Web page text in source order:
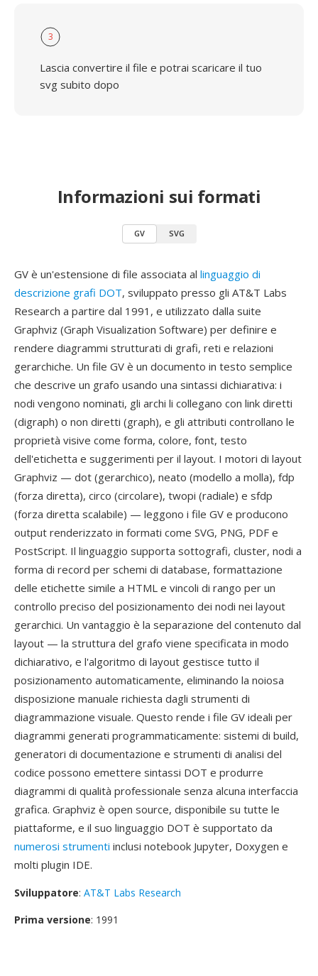
3
Lascia convertire il file e potrai scaricare il tuo
svg subito dopo
Informazioni sui formati
GV SVG
GV è un'estensione di file associata al linguaggio di
descrizione grafi DOT, sviluppato presso gli AT&T Labs
Research a partire dal 1991, e utilizzato dalla suite
Graphviz (Graph Visualization Software) per definire e
rendere diagrammi strutturati di grafi, reti e relazioni
gerarchiche. Un file GV è un documento in testo semplice
che descrive un grafo usando una sintassi dichiarativa: i
nodi vengono nominati, gli archi li collegano con link diretti
(digraph) o non diretti (graph), e gli attributi controllano le
proprietà visive come forma, colore, font, testo
dell'etichetta e suggerimenti per il layout. I motori di layout
Graphviz — dot (gerarchico), neato (modello a molla), fdp
(forza diretta), circo (circolare), twopi (radiale) e sfdp
(forza diretta scalabile) — leggono i file GV e producono
output renderizzato in formati come SVG, PNG, PDF e
PostScript. Il linguaggio supporta sottografi, cluster, nodi a
forma di record per schemi di database, formattazione
delle etichette simile a HTML e vincoli di rango per un
controllo preciso del posizionamento dei nodi nei layout
gerarchici. Un vantaggio è la separazione del contenuto dal
layout — la struttura del grafo viene specificata in modo
dichiarativo, e l'algoritmo di layout gestisce tutto il
posizionamento automaticamente, eliminando la noiosa
disposizione manuale richiesta dagli strumenti di
diagrammazione visuale. Questo rende i file GV ideali per
diagrammi generati programmaticamente: sistemi di build,
generatori di documentazione e strumenti di analisi del
codice possono emettere sintassi DOT e produrre
diagrammi di qualità professionale senza alcuna interfaccia
grafica. Graphviz è open source, disponibile su tutte le
piattaforme, e il suo linguaggio DOT è supportato da
numerosi strumenti inclusi notebook Jupyter, Doxygen e
molti plugin IDE.
Sviluppatore: AT&T Labs Research
Prima versione: 1991